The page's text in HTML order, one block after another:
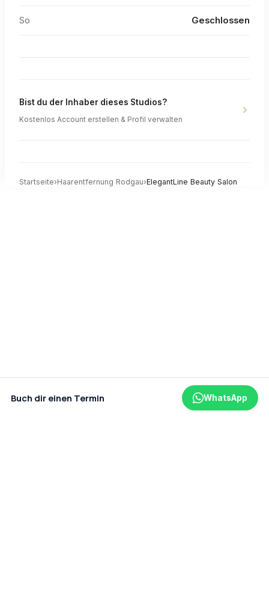
So Geschlossen
Bist du der Inhaber dieses Studios?
Kostenlos Account erstellen & Profil verwalten
Startseite›Haarentfernung Rodgau›ElegantLine Beauty Salon
Buch dir einen Termin WhatsApp